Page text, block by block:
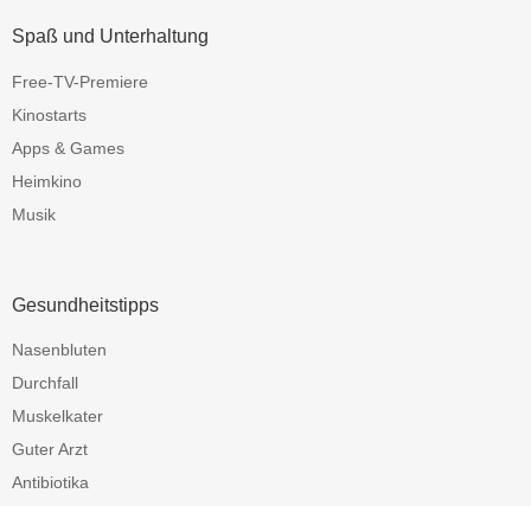
Spaß und Unterhaltung
Free-TV-Premiere
Kinostarts
Apps & Games
Heimkino
Musik
Gesundheitstipps
Nasenbluten
Durchfall
Muskelkater
Guter Arzt
Antibiotika